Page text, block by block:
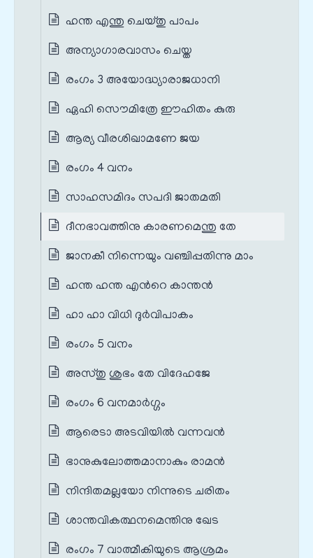
ഹന്ത എന്തു ചെയ്തു പാപം
അന്യാഗാരവാസം ചെയ്ത
രംഗം 3 അയോദ്ധ്യാരാജധാനി
ഏഹി സൌമിത്രേ ഈഹിതം കുരു
ആര്യ വീരശിഖാമണേ ജയ
രംഗം 4 വനം
സാഹസമിദം സപദി ജാതമതി
ദീനഭാവത്തിനു കാരണമെന്തു തേ
ജാനകീ നിന്നെയും വഞ്ചിപ്പതിന്നു മാം
ഹന്ത ഹന്ത എന്‍റെ കാന്തന്‍
ഹാ ഹാ വിധി ദുര്‍വിപാകം
രംഗം 5 വനം
അസ്തു ശുഭം തേ വിദേഹജേ
രംഗം 6 വനമാര്‍ഗ്ഗം
ആരെടാ അടവിയില്‍ വന്നവന്‍
ഭാനുകുലോത്തമാനാകും രാമന്‍
നിന്ദിതമല്ലയോ നിന്നുടെ ചരിതം
ശാന്തവികത്ഥനമെന്തിനു ഖേട
രംഗം 7 വാത്മീകിയുടെ ആശ്രമം